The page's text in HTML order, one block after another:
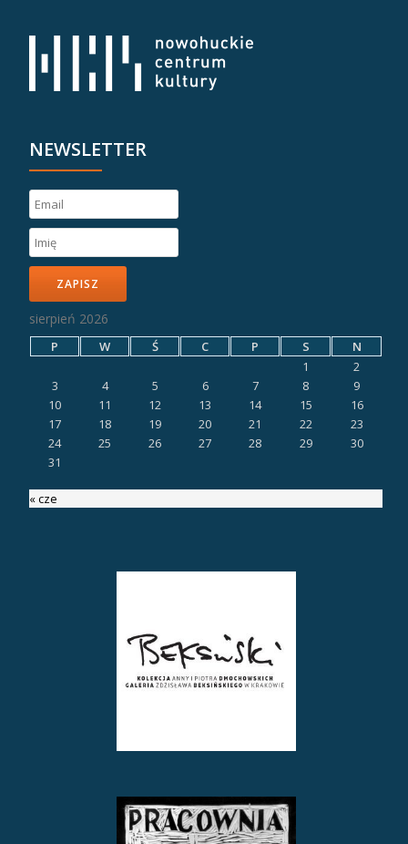
NEWSLETTER
ZAPISZ
sierpień 2026
P W Ś C P S
N
1
2
3
4 5 6 7 8
9
10
11 12 13 14 15
16
17
18 19 20 21 22
23
24
25 26 27 28 29
30
31
« cze